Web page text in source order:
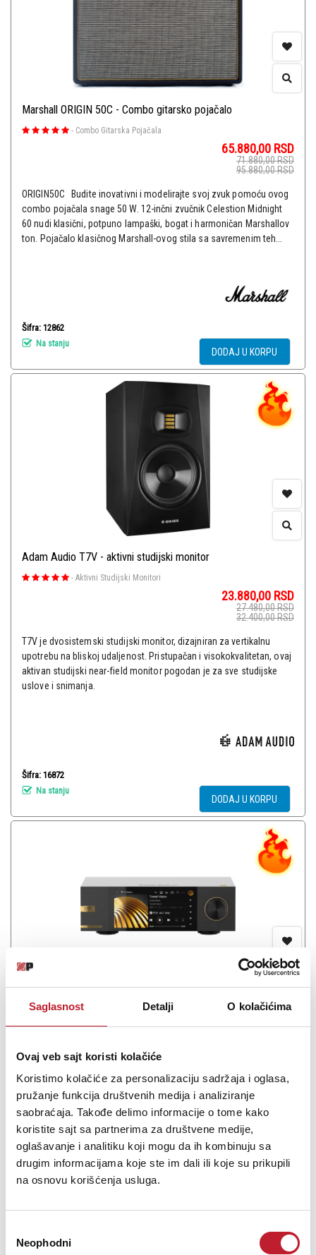
Saglasnost Detalji O kolačićima
Ovaj veb sajt koristi kolačiće
Koristimo kolačiće za personalizaciju sadržaja i oglasa,
pružanje funkcija društvenih medija i analiziranje
saobraćaja. Takođe delimo informacije o tome kako
koristite sajt sa partnerima za društvene medije,
oglašavanje i analitiku koji mogu da ih kombinuju sa
drugim informacijama koje ste im dali ili koje su prikupili
na osnovu korišćenja usluga.
сагласности
Neophodni
Marshall ORIGIN 50C - Combo gitarsko pojačalo
- Combo Gitarska Pojačala
65.880,00 RSD
71.880,00RSD
95.880,00RSD
ORIGIN50C Budite inovativni i modelirajte svoj zvuk pomoću ovog
combo pojačala snage 50 W. 12-inčni zvučnik Celestion Midnight
60 nudi klasični, potpuno lampaški, bogat i harmoničan Marshallov
ton. Pojačalo klasičnog Marshall-ovog stila sa savremenim teh...
Šifra: 12862
Na stanju
DODAJ U KORPU
Adam Audio T7V - aktivni studijski monitor
- Aktivni Studijski Monitori
23.880,00 RSD
27.480,00RSD
32.400,00RSD
T7V je dvosistemski studijski monitor, dizajniran za vertikalnu
upotrebu na bliskoj udaljenost. Pristupačan i visokokvalitetan, ovaj
aktivan studijski near-field monitor pogodan je za sve studijske
uslove i snimanja.
Šifra: 16872
Na stanju
DODAJ U KORPU
Eversolo DMP-A6 Master Edition Gen2 Black
-Network Plejeri
seamlessly combines outstanding sound quality with cutting-edge
technology. More than just an audio device, it's a new way of
connecting to the world of music. From hardware design to audio
processing, every detail of the DMP-A6 G...
Šifra: 19903